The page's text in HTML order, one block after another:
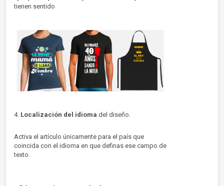
tienen sentido
4. Localización del idioma del diseño.
Activa el artículo únicamente para el país que
coincida con el idioma en que definas ese campo de
texto.